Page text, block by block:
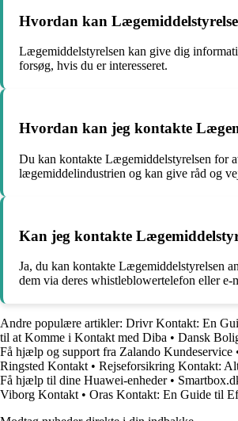
Hvordan kan
Lægemiddelstyrelsen kan give dig
forsøg, hvis du er interesseret.
Hvordan kan jeg kontakte
Du kan kontakte Lægemiddelstyrelsen for
lægemiddelindustrien og kan give råd og
Kan jeg kontakte
Ja, du kan kontakte Lægemiddelstyrelsen
dem via deres whistleblowertelefon eller
Andre populære artikler: Drivr Kontakt: En
til at Komme i Kontakt med Diba • Dansk
Få hjælp og support fra Zalando Kundeservice
Ringsted Kontakt • Rejseforsikring Kontakt:
Få hjælp til dine Huawei-enheder•
Viborg Kontakt • Oras Kontakt: En Guide til